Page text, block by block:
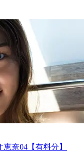
奈04【有料分】